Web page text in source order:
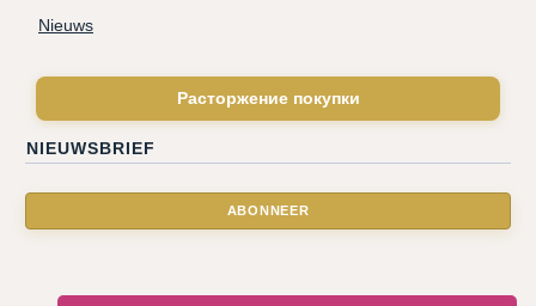
Nieuws
Расторжение покупки
NIEUWSBRIEF